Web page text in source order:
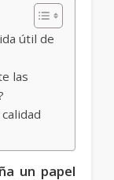
útil de
las
un papel